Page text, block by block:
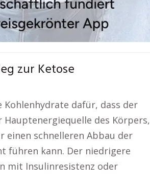
zur Ketose
dafür, dass der
des Körpers,
einen schnelleren Abbau der
führen kann. Der niedrigere
mit Insulinresistenz oder